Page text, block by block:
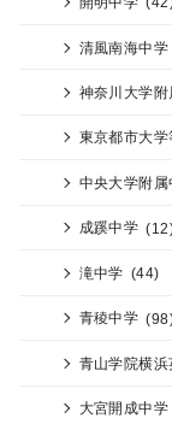
清風南海中学
神奈川大学附
東京都市大
中央大学附属
成蹊中学
滝中学 (44)
青稜中学
青山学院横浜
大宮開成中学